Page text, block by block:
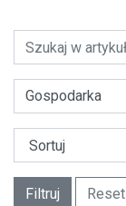
Gospodarka
Filtruj Reset